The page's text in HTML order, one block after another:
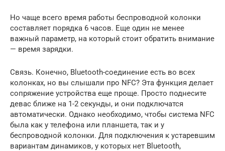
Но чаще всего время работы беспроводной колонки
составляет порядка 6 часов. Еще один не менее
важный параметр, на который стоит обратить внимание
— время зарядки.
Связь. Конечно, Bluetooth-соединение есть во всех
колонках, но вы слышали про NFC? Эта функция делает
сопряжение устройства еще проще. Просто поднесите
девас ближе на 1-2 секунды, и они подключатся
автоматически. Однако необходимо, чтобы система NFC
была как у телефона или планшета, так и у
беспроводной колонки. Для подключения к устаревшим
вариантам динамиков, у которых нет Bluetooth,